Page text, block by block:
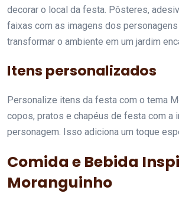
decorar o local da festa. Pôsteres,
faixas com as imagens dos
transformar o ambiente em um jardim
Itens personalizados
Personalize itens da festa com o tema
copos, pratos e chapéus de festa com a
personagem. Isso adiciona um toque
Comida e Bebida
Moranguinho